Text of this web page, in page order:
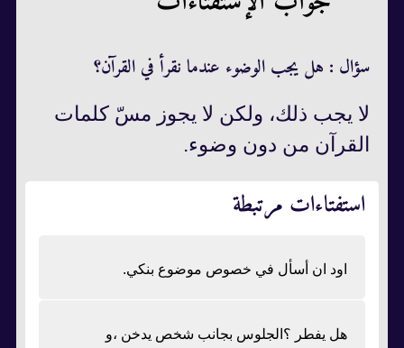
سؤال : هل يجب الوضوء عندما نقرأ في القرآن؟
لا يجب ذلك، ولکن لا يجوز مسّ كلمات
القرآن من دون وضوء.‏‏
استفتاءات مرتبطة
اود ان أسأل في خصوص موضوع بنكي.
هل يفطر ؟الجلوس بجانب شخص يدخن ،و